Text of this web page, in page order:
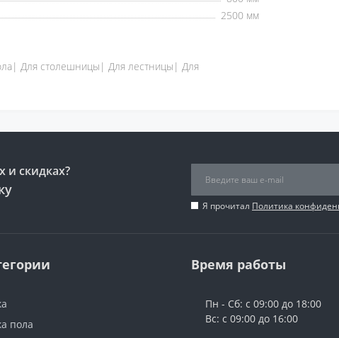
2500 мм
Для столешницы| Для лестницы| Для
и скидках?
Я прочитал Политика
пола
Время работы
Пн - Сб: с 09:00 до 18:00
Вс: с 09:00 до 16:00